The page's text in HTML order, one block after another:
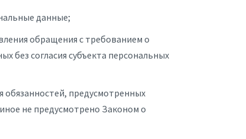
данные;
обращения с требованием о
без согласия субъекта персональных
обязанностей, предусмотренных
не предусмотрено Законом о